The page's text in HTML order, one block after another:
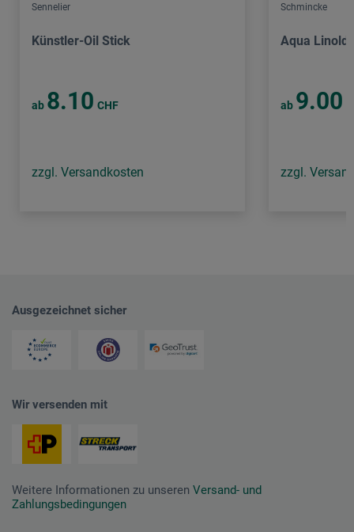
Sennelier
Künstler-Oil Stick
ab 8.10 CHF
zzgl. Versandkosten
Schmincke
Aqua
ab 9.00
zzgl.
Ausgezeichnet sicher
Wir versenden mit
Weitere Informationen zu unseren Versand- und
Zahlungsbedingungen